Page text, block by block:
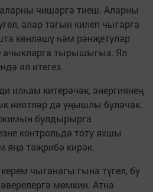
чишәргә тиеш. Аларны
алар тагын килеп чыгарга
көнләшү һәм рәнҗетүләр
ачыкларга тырышыгыз. Ял
ял итегез.
илһам китерәчәк, энергиянең
ниятләр дә уңышлы булачак.
булдырырга
контрольдә тоту яхшы
яңа тәҗрибә кирәк.
чыганагы гына түгел, бу
мөмкин. Атна